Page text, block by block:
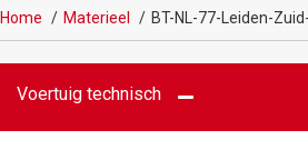
Home Materieel BT-NL-77-Leiden-
Voertuig technisch